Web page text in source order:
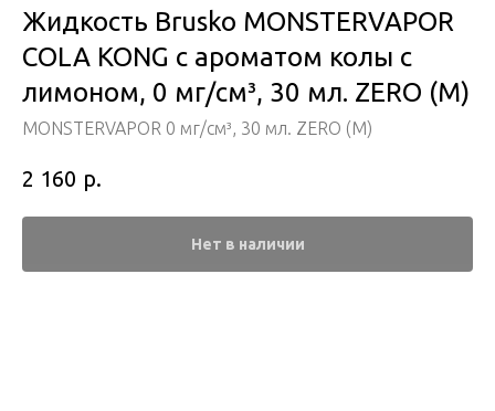
Жидкость Brusko MONSTERVAPOR
COLA KONG с ароматом колы с
лимоном, 0 мг/см³, 30 мл. ZERO (М)
MONSTERVAPOR 0 мг/см³, 30 мл. ZERO (М)
2 160 р.
Нет в наличии